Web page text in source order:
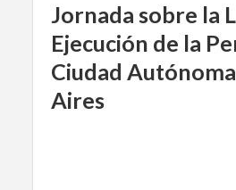
Jornada sobre la
Ejecución de la
Ciudad
Aires